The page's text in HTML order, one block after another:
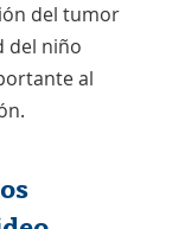
del tumor
del niño
al